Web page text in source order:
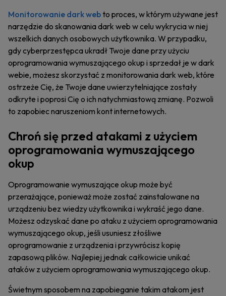
Monitorowanie dark webto proces, w którym używane jest
narzędzie do skanowania dark web w celu wykrycia w niej
wszelkich danych osobowych użytkownika. W przypadku,
gdy cyberprzestępca ukradł Twoje dane przy użyciu
oprogramowania wymuszającego okup i sprzedał je w dark
webie, możesz skorzystać z monitorowania dark web, które
ostrzeże Cię, że Twoje dane uwierzytelniające zostały
odkryte i poprosi Cię o ich natychmiastową zmianę. Pozwoli
to zapobiec naruszeniom kont internetowych.
Chroń się przed atakami z użyciem
oprogramowania wymuszającego
okup
Oprogramowanie wymuszające okup może być
przerażające, ponieważ może zostać zainstalowane na
urządzeniu bez wiedzy użytkownika i wykraść jego dane.
Możesz odzyskać dane po ataku z użyciem oprogramowania
wymuszającego okup, jeśli usuniesz złośliwe
oprogramowanie z urządzenia i przywrócisz kopię
zapasową plików. Najlepiej jednak całkowicie unikać
ataków z użyciem oprogramowania wymuszającego okup.
Świetnym sposobem na zapobieganie takim atakom jest